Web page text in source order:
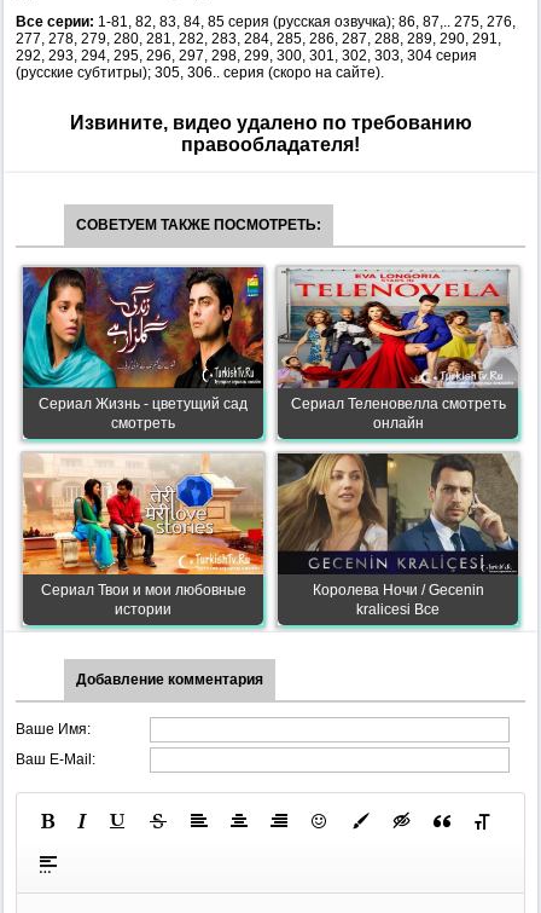
Все серии: 1-81, 82, 83, 84, 85 серия (русская озвучка); 86, 87,.. 275, 276,
277, 278, 279, 280, 281, 282, 283, 284, 285, 286, 287, 288, 289, 290, 291,
292, 293, 294, 295, 296, 297, 298, 299, 300, 301, 302, 303, 304 серия
(русские субтитры); 305, 306.. серия (скоро на сайте).
Извините, видео удалено по требованию
правообладателя!
СОВЕТУЕМ ТАКЖЕ ПОСМОТРЕТЬ:
Сериал Жизнь - цветущий сад
смотреть
Сериал Теленовелла смотреть
онлайн
Сериал Твои и мои любовные
истории
Королева Ночи / Gecenin
kralicesi Все
Добавление комментария
Ваше Имя:
Ваш E-Mail: